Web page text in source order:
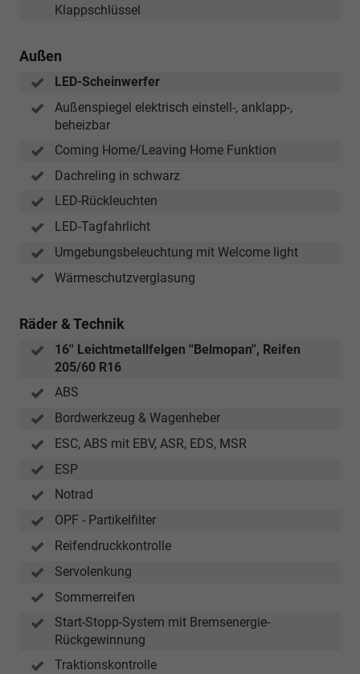
Klappschlüssel
Außen
LED-Scheinwerfer
Außenspiegel elektrisch einstell-, anklapp-,
beheizbar
Coming Home/Leaving Home Funktion
Dachreling in schwarz
LED-Rückleuchten
LED-Tagfahrlicht
Umgebungsbeleuchtung mit Welcome light
Wärmeschutzverglasung
Räder & Technik
16'' Leichtmetallfelgen ''Belmopan'', Reifen
205/60 R16
ABS
Bordwerkzeug & Wagenheber
ESC, ABS mit EBV, ASR, EDS, MSR
ESP
Notrad
OPF - Partikelfilter
Reifendruckkontrolle
Servolenkung
Sommerreifen
Start-Stopp-System mit Bremsenergie-
Rückgewinnung
Traktionskontrolle